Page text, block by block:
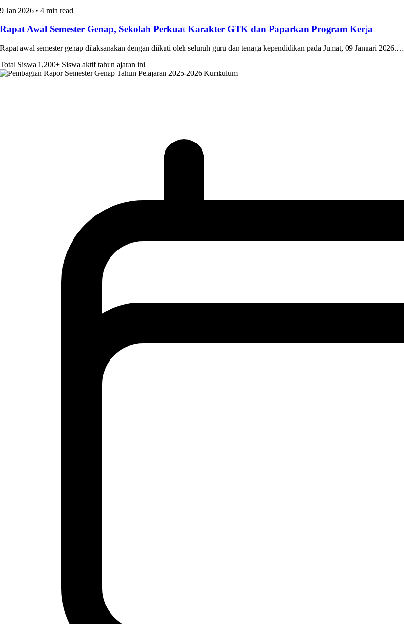
9 Jan 2026 • 4 min read
Rapat Awal Semester Genap, Sekolah Perkuat Karakter GTK dan Paparkan Program Kerja
Rapat awal semester genap dilaksanakan dengan diikuti oleh seluruh guru dan tenaga kependidikan pada Jumat, 09 Januari 2026.…
Total Siswa 1,200+ Siswa aktif tahun ajaran ini
Kurikulum